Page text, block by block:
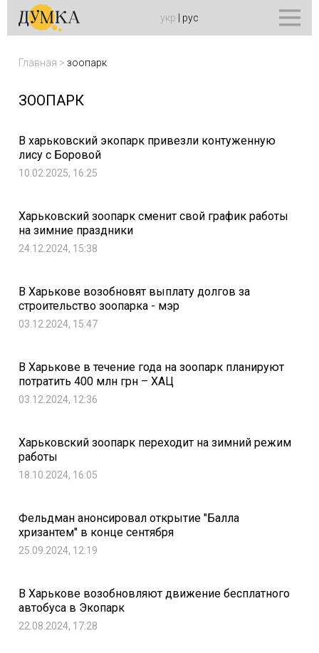
укр рус
Главная > зоопарк
ЗООПАРК
В харьковский экопарк привезли контуженную
лису с Боровой
10.02.2025, 16:25
Харьковский зоопарк сменит свой график работы
на зимние праздники
24.12.2024, 15:38
В Харькове возобновят выплату долгов за
строительство зоопарка - мэр
03.12.2024, 15:47
В Харькове в течение года на зоопарк планируют
потратить 400 млн грн – ХАЦ
03.12.2024, 12:36
Харьковский зоопарк переходит на зимний режим
работы
18.10.2024, 16:05
Фельдман анонсировал открытие "Балла
хризантем" в конце сентября
25.09.2024, 12:19
В Харькове возобновляют движение бесплатного
автобуса в Экопарк
22.08.2024, 17:28